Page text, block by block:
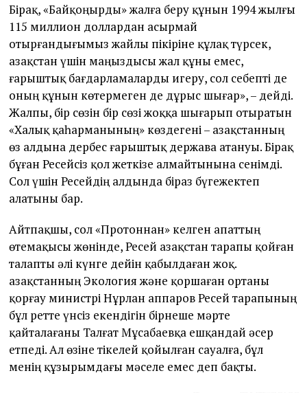
Бірақ, «Байқоңырды» жалға беру құнын 1994 жылғы
115 миллион доллардан асырмай
отырғандығымыз жайлы пікіріне құлақ түрсек,
Қазақстан үшін маңыздысы жал құны емес,
ғарыштық бағдарламаларды игеру, сол себепті де
оның құнын көтермеген де дұрыс шығар», – дейді.
Жалпы, бір сөзін бір сөзі жоққа шығарып отыратын
«Халық қаһарманының» көздегені – Қазақстанның
өз алдына дербес ғарыштық держава атануы. Бірақ
бұған Ресейсіз қол жеткізе алмайтынына сенімді.
Сол үшін Ресейдің алдында біраз бүгежектеп
алатыны бар.
Айтпақшы, сол «Протоннан» келген апаттың
өтемақысы жөнінде, Ресей Қазақстан тарапы қойған
талапты әлі күнге дейін қабылдаған жоқ.
Қазақстанның Экология және қоршаған ортаны
қорғау министрі Нұрлан Қаппаров Ресей тарапының
бұл ретте үнсіз екендігін бірнеше мәрте
қайталағаны Талғат Мұсабаевқа ешқандай әсер
етпеді. Ал өзіне тікелей қойылған сауалға, бұл
менің құзырымдағы мәселе емес деп бақты.